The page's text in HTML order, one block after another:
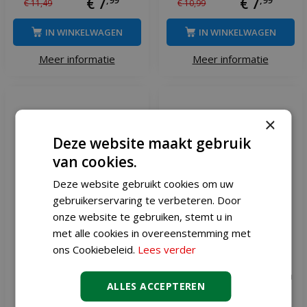
€11,49
Meer informatie
IN WINKELWAGEN
€10,99
Meer informatie
IN WINKELWAGEN
Led theelicht Lyon rood
Dinerkaars led Lyon 15 cm
dennen groen
×
Deze website maakt gebruik
van cookies.
Deze website gebruikt cookies om uw
gebruikerservaring te verbeteren. Door
onze website te gebruiken, stemt u in
met alle cookies in overeenstemming met
ons Cookiebeleid. Lees verder
ALLES ACCEPTEREN